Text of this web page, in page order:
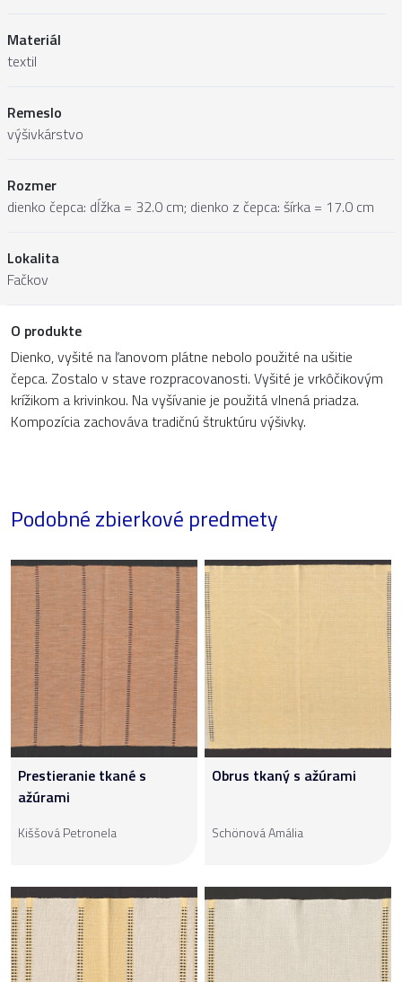
Materiál
textil
Remeslo
výšivkárstvo
Rozmer
dienko čepca: dĺžka = 32.0 cm; dienko z čepca: šírka = 17.0 cm
Lokalita
Fačkov
O produkte
Dienko, vyšité na ľanovom plátne nebolo použité na ušitie
čepca. Zostalo v stave rozpracovanosti. Vyšité je vrkôčikovým
krížikom a krivinkou. Na vyšívanie je použitá vlnená priadza.
Kompozícia zachováva tradičnú štruktúru výšivky.
Podobné zbierkové predmety
Prestieranie tkané s
ažúrami
Kiššová Petronela
Obrus tkaný s ažúrami
Schönová Amália